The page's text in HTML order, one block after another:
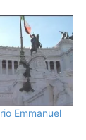
Emmanuel